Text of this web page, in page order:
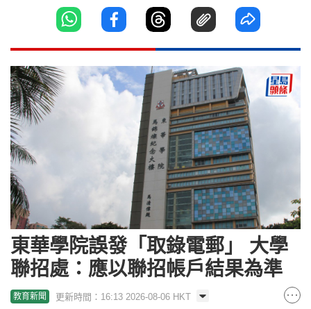
東華學院誤發「取錄電郵」 大學
聯招處：應以聯招帳戶結果為準
教育新聞 更新時間：16:13 2026-08-06 HKT